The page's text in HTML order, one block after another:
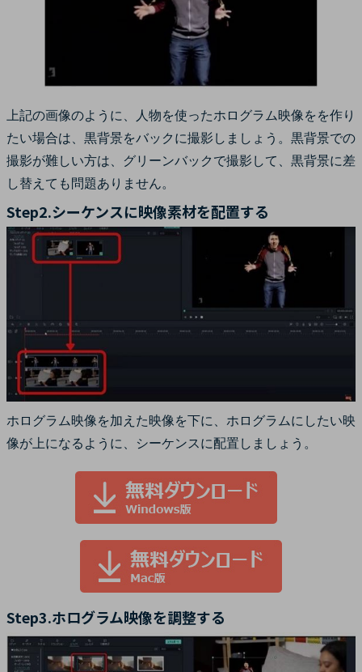
上記の画像のように、人物を使ったホログラム映像をを作り
たい場合は、黒背景をバックに撮影しましょう。黒背景での
撮影が難しい方は、グリーンバックで撮影して、黒背景に差
し替えても問題ありません。
Step2.シーケンスに映像素材を配置する
ホログラム映像を加えた映像を下に、ホログラムにしたい映
像が上になるように、シーケンスに配置しましょう。
Step3.ホログラム映像を調整する